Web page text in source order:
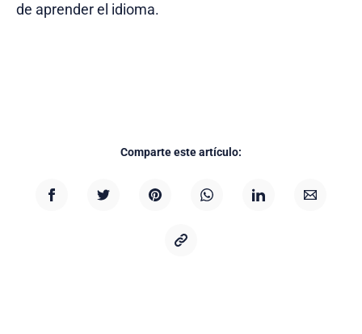
de aprender el idioma.
Comparte este artículo: